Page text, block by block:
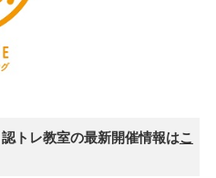
トレ教室の最新開催情報はこ